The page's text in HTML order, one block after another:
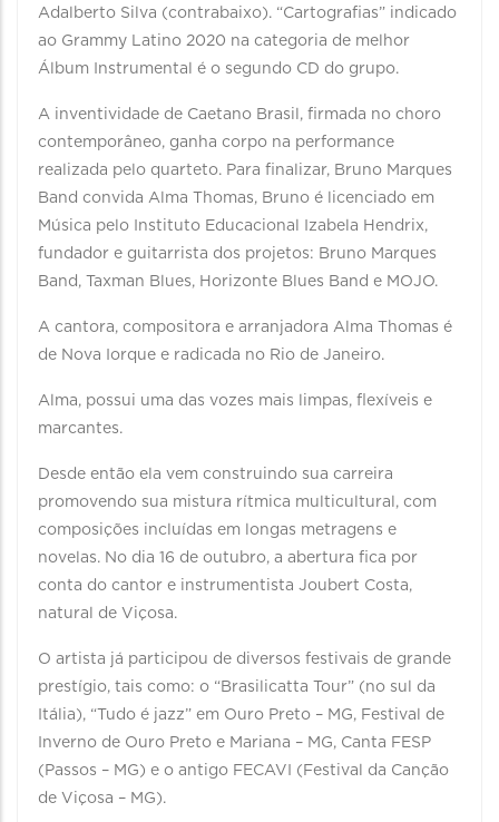
Adalberto Silva (contrabaixo). “Cartografias” indicado
ao Grammy Latino 2020 na categoria de melhor
Álbum Instrumental é o segundo CD do grupo.
A inventividade de Caetano Brasil, firmada no choro
contemporâneo, ganha corpo na performance
realizada pelo quarteto. Para finalizar, Bruno Marques
Band convida Alma Thomas, Bruno é licenciado em
Música pelo Instituto Educacional Izabela Hendrix,
fundador e guitarrista dos projetos: Bruno Marques
Band, Taxman Blues, Horizonte Blues Band e MOJO.
A cantora, compositora e arranjadora Alma Thomas é
de Nova Iorque e radicada no Rio de Janeiro.
Alma, possui uma das vozes mais limpas, flexíveis e
marcantes.
Desde então ela vem construindo sua carreira
promovendo sua mistura rítmica multicultural, com
composições incluídas em longas metragens e
novelas. No dia 16 de outubro, a abertura fica por
conta do cantor e instrumentista Joubert Costa,
natural de Viçosa.
O artista já participou de diversos festivais de grande
prestígio, tais como: o “Brasilicatta Tour” (no sul da
Itália), “Tudo é jazz” em Ouro Preto – MG, Festival de
Inverno de Ouro Preto e Mariana – MG, Canta FESP
(Passos – MG) e o antigo FECAVI (Festival da Canção
de Viçosa – MG).